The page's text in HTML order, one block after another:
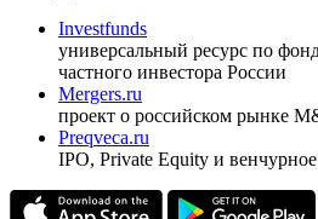
Investfunds
универсальный ресурс по
частного инвестора России
Mergers.ru
проект о российском рынке
Preqveca.ru
IPO, Private Equity и